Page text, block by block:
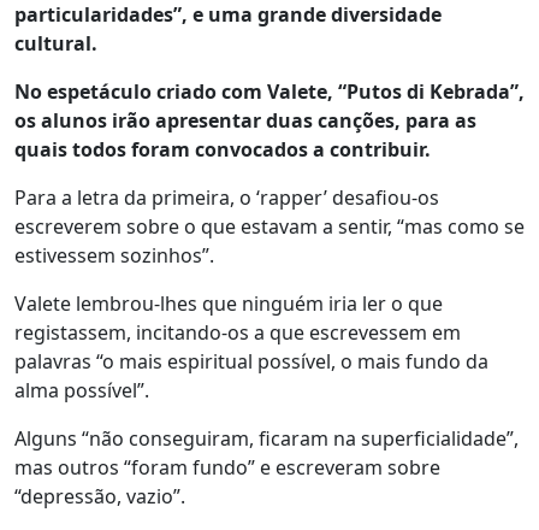
particularidades”, e uma grande diversidade
cultural.
No espetáculo criado com Valete, “Putos di Kebrada”,
os alunos irão apresentar duas canções, para as
quais todos foram convocados a contribuir.
Para a letra da primeira, o ‘rapper’ desafiou-os
escreverem sobre o que estavam a sentir, “mas como se
estivessem sozinhos”.
Valete lembrou-lhes que ninguém iria ler o que
registassem, incitando-os a que escrevessem em
palavras “o mais espiritual possível, o mais fundo da
alma possível”.
Alguns “não conseguiram, ficaram na superficialidade”,
mas outros “foram fundo” e escreveram sobre
“depressão, vazio”.